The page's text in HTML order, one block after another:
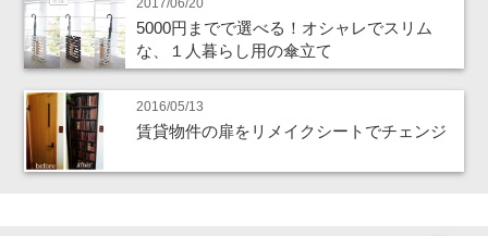
2017/06/20
5000円までで選べる！オシャレでスリム
な、１人暮らし用の傘立て
2016/05/13
賃貸物件の扉をリメイクシートでチェンジ